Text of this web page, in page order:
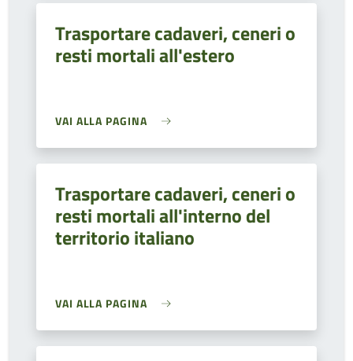
Trasportare cadaveri, ceneri o
resti mortali all'estero
VAI ALLA PAGINA
Trasportare cadaveri, ceneri o
resti mortali all'interno del
territorio italiano
VAI ALLA PAGINA